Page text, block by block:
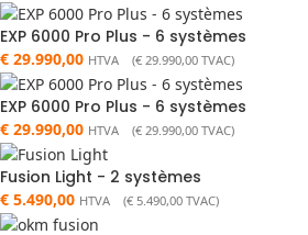
EXP 6000 Pro Plus - 6 systèmes
€ 29.990,00 HTVA (€ 29.990,00 TVAC)
EXP 6000 Pro Plus - 6 systèmes
€ 29.990,00 HTVA (€ 29.990,00 TVAC)
Fusion Light - 2 systèmes
€ 5.490,00 HTVA (€ 5.490,00 TVAC)